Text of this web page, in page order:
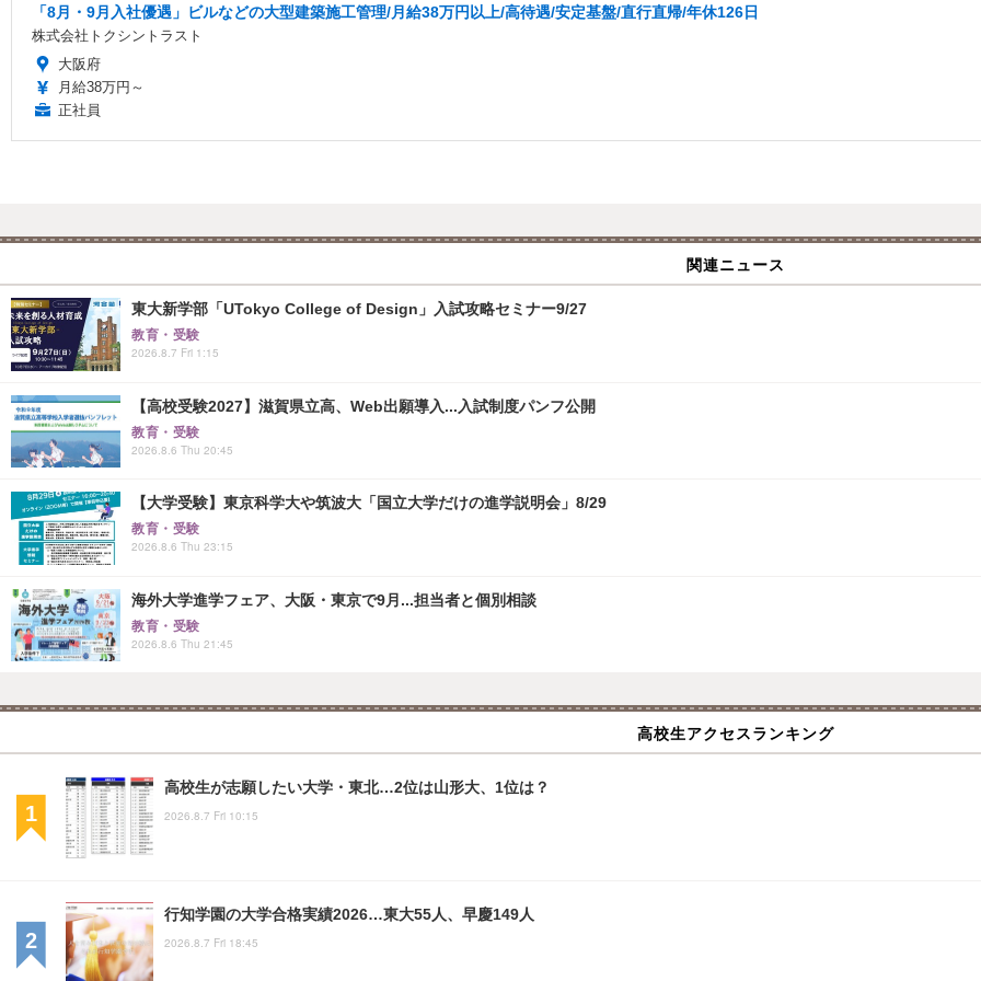
「8月・9月入社優遇」ビルなどの大型建築施工管理/月給38万円以上/高待遇/安定基盤/直行直帰/年休126日
株式会社トクシントラスト
大阪府
月給38万円～
正社員
関連ニュース
東大新学部「UTokyo College of Design」入試攻略セミナー9/27
教育・受験
2026.8.7 Fri 1:15
【高校受験2027】滋賀県立高、Web出願導入...入試制度パンフ公開
教育・受験
2026.8.6 Thu 20:45
【大学受験】東京科学大や筑波大「国立大学だけの進学説明会」8/29
教育・受験
2026.8.6 Thu 23:15
海外大学進学フェア、大阪・東京で9月...担当者と個別相談
教育・受験
2026.8.6 Thu 21:45
高校生アクセスランキング
高校生が志願したい大学・東北…2位は山形大、1位は？
2026.8.7 Fri 10:15
行知学園の大学合格実績2026…東大55人、早慶149人
2026.8.7 Fri 18:45